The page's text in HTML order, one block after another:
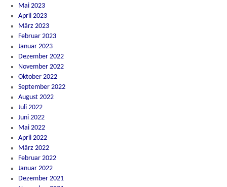
Mai 2023
April 2023
März 2023
Februar 2023
Januar 2023
Dezember 2022
November 2022
Oktober 2022
September 2022
August 2022
Juli 2022
Juni 2022
Mai 2022
April 2022
März 2022
Februar 2022
Januar 2022
Dezember 2021